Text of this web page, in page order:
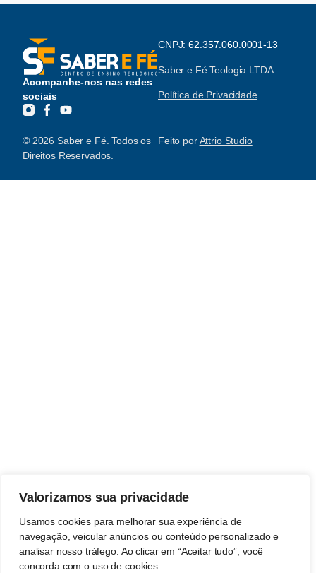
Valorizamos sua privacidade
Usamos cookies para melhorar sua experiência de
navegação, veicular anúncios ou conteúdo personalizado e
analisar nosso tráfego. Ao clicar em “Aceitar tudo”, você
concorda com o uso de cookies.
Acompanhe-nos nas redes
sociais
CNPJ: 62.357.060.0001-13
Saber e Fé Teologia LTDA
Política de Privacidade
© 2026 Saber e Fé. Todos os
Direitos Reservados.
Feito porAttrio Studio